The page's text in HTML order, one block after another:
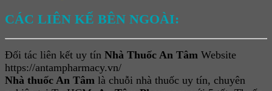
CÁC LIÊN KẾ BÊN NGOÀI:
Đối tác liên kết uy tín Nhà Thuốc An Tâm Website
https://antampharmacy.vn/
Nhà thuốc An Tâm là chuỗi nhà thuốc uy tín, chuyên